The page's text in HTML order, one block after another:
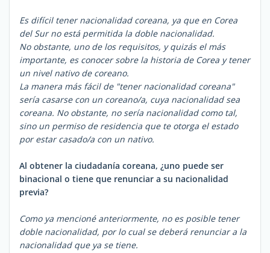
Es difícil tener nacionalidad coreana, ya que en Corea
del Sur no está permitida la doble nacionalidad.
No obstante, uno de los requisitos, y quizás el más
importante, es conocer sobre la historia de Corea y tener
un nivel nativo de coreano.
La manera más fácil de "tener nacionalidad coreana"
sería casarse con un coreano/a, cuya nacionalidad sea
coreana. No obstante, no sería nacionalidad como tal,
sino un permiso de residencia que te otorga el estado
por estar casado/a con un nativo.
Al obtener la ciudadanía coreana, ¿uno puede ser
binacional o tiene que renunciar a su nacionalidad
previa?
Como ya mencioné anteriormente, no es posible tener
doble nacionalidad, por lo cual se deberá renunciar a la
nacionalidad que ya se tiene.